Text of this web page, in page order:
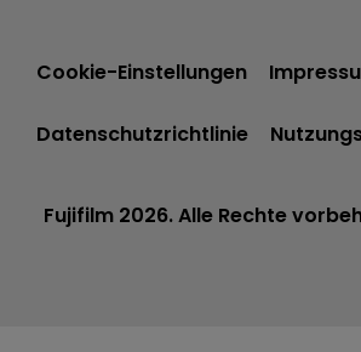
Cookie-Einstellungen
Datenschutzrichtlinie
Fujifilm 2026. Alle Rechte